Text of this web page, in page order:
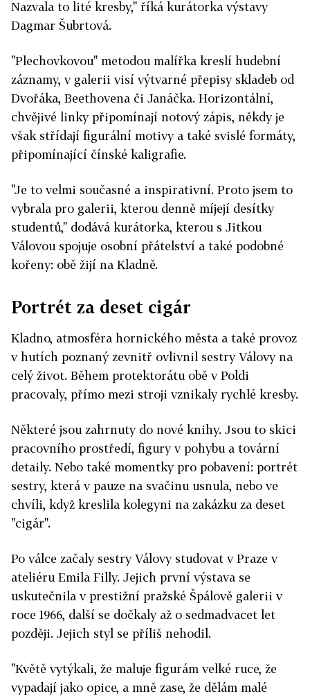
Nazvala to lité kresby," říká kurátorka výstavy
Dagmar Šubrtová.
"Plechovkovou" metodou malířka kreslí hudební
záznamy, v galerii visí výtvarné přepisy skladeb od
Dvořáka, Beethovena či Janáčka. Horizontální,
chvějivé linky připomínají notový zápis, někdy je
však střídají figurální motivy a také svislé formáty,
připomínající čínské kaligrafie.
"Je to velmi současné a inspirativní. Proto jsem to
vybrala pro galerii, kterou denně míjejí desítky
studentů," dodává kurátorka, kterou s Jitkou
Válovou spojuje osobní přátelství a také podobné
kořeny: obě žijí na Kladně.
Portrét za deset cigár
Kladno, atmosféra hornického města a také provoz
v hutích poznaný zevnitř ovlivnil sestry Válovy na
celý život. Během protektorátu obě v Poldi
pracovaly, přímo mezi stroji vznikaly rychlé kresby.
Některé jsou zahrnuty do nové knihy. Jsou to skici
pracovního prostředí, figury v pohybu a tovární
detaily. Nebo také momentky pro pobavení: portrét
sestry, která v pauze na svačinu usnula, nebo ve
chvíli, když kreslila kolegyni na zakázku za deset
"cigár".
Po válce začaly sestry Válovy studovat v Praze v
ateliéru Emila Filly. Jejich první výstava se
uskutečnila v prestižní pražské Špálově galerii v
roce 1966, další se dočkaly až o sedmadvacet let
později. Jejich styl se příliš nehodil.
"Květě vytýkali, že maluje figurám velké ruce, že
vypadají jako opice, a mně zase, že dělám malé